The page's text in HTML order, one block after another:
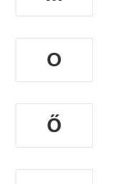
O
Ő